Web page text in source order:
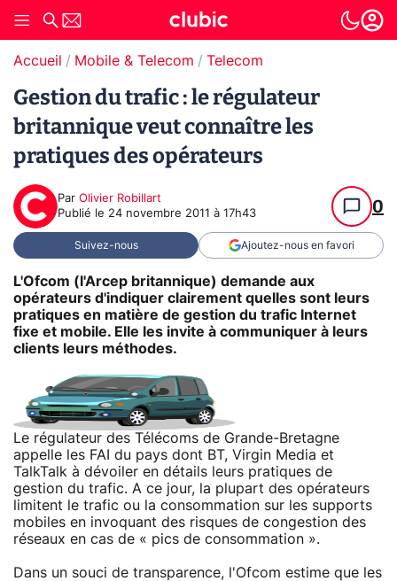
Accueil Mobile & Telecom Telecom
Gestion du trafic : le régulateur
britannique veut connaître les
pratiques des opérateurs
Par Olivier Robillart
Publié le 24 novembre 2011 à 17h43 0
Suivez-nous Ajoutez-nous en favori
L'Ofcom (l'Arcep britannique) demande aux
opérateurs d'indiquer clairement quelles sont leurs
pratiques en matière de gestion du trafic Internet
fixe et mobile. Elle les invite à communiquer à leurs
clients leurs méthodes.
Le régulateur des Télécoms de Grande-Bretagne
appelle les FAI du pays dont BT, Virgin Media et
TalkTalk à dévoiler en détails leurs pratiques de
gestion du trafic. A ce jour, la plupart des opérateurs
limitent le trafic ou la consommation sur les supports
mobiles en invoquant des risques de congestion des
réseaux en cas de « pics de consommation ».
Dans un souci de transparence, l'Ofcom estime que les